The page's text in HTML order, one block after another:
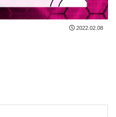
2022.02.08